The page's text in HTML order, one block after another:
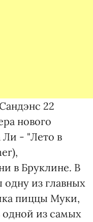
22
нового
- "Лето в
в Бруклине. В
из главных
пиццы Муки,
из самых